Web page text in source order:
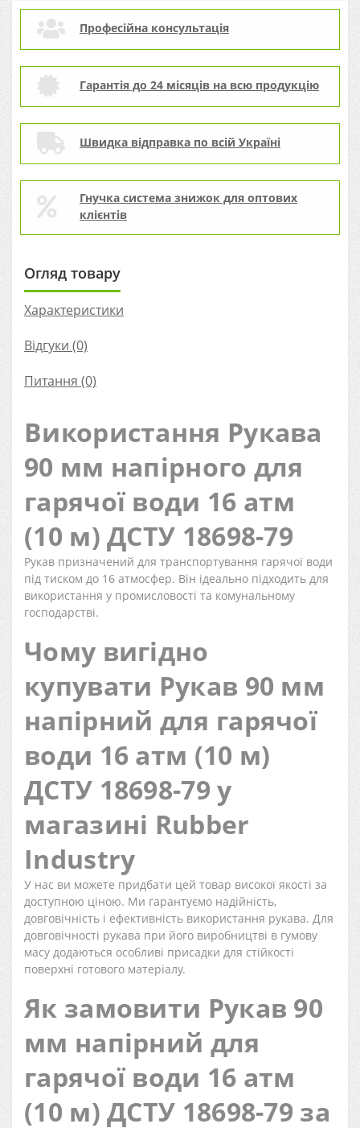
Професійна консультація
Гарантія до 24 місяців на всю продукцію
Швидка відправка по всій Україні
Гнучка система знижок для оптових
клієнтів
Огляд товару
Характеристики
Відгуки (0)
Питання (0)
Використання Рукава
90 мм напірного для
гарячої води 16 атм
(10 м) ДСТУ 18698-79
Рукав призначений для транспортування гарячої води
під тиском до 16 атмосфер. Він ідеально підходить для
використання у промисловості та комунальному
господарстві.
Чому вигідно
купувати Рукав 90 мм
напірний для гарячої
води 16 атм (10 м)
ДСТУ 18698-79 у
магазині Rubber
Industry
У нас ви можете придбати цей товар високої якості за
доступною ціною. Ми гарантуємо надійність,
довговічність і ефективність використання рукава. Для
довговічності рукава при його виробництві в гумову
масу додаються особливі присадки для стійкості
поверхні готового матеріалу.
Як замовити Рукав 90
мм напірний для
гарячої води 16 атм
(10 м) ДСТУ 18698-79 за